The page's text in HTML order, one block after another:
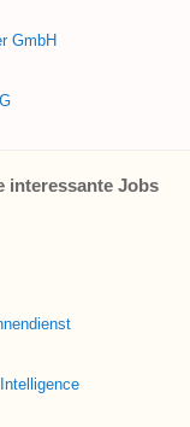
GmbH
interessante Jobs